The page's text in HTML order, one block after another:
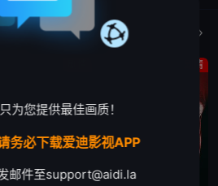
剧情
为您提供最佳画质！
务必下载爱迪影视APP
邮件至support@aidi.la